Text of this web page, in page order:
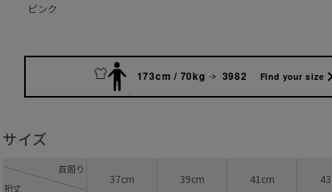
ピンク
173cm / 70kg 3982 Find your size
サイズ
裄丈
首周り
37cm 39cm 41cm